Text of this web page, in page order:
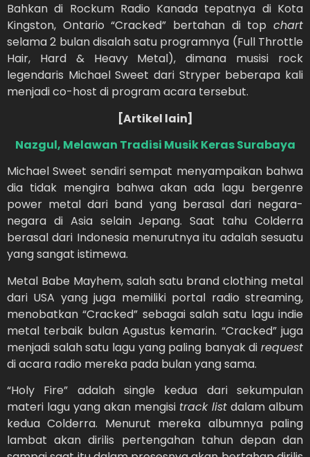
Bahkan di Rockum Radio Kanada tepatnya di Kota
Kingston, Ontario “Cracked” bertahan di top chart
selama 2 bulan disalah satu programnya (Full Throttle
Hair, Hard & Heavy Metal), dimana musisi rock
legendaris Michael Sweet dari Stryper beberapa kali
menjadi co-host di program acara tersebut.
[Artikel lain]
Nazgul, Melawan Tradisi Musik Keras Surabaya
Michael Sweet sendiri sempat menyampaikan bahwa
dia tidak mengira bahwa akan ada lagu bergenre
power metal dari band yang berasal dari negara-
negara di Asia selain Jepang. Saat tahu Colderra
berasal dari Indonesia menurutnya itu adalah sesuatu
yang sangat istimewa.
Metal Babe Mayhem, salah satu brand clothing metal
dari USA yang juga memiliki portal radio streaming,
menobatkan “Cracked” sebagai salah satu lagu indie
metal terbaik bulan Agustus kemarin. “Cracked” juga
menjadi salah satu lagu yang paling banyak di request
di acara radio mereka pada bulan yang sama.
“Holy Fire” adalah single kedua dari sekumpulan
materi lagu yang akan mengisi track list dalam album
kedua Colderra. Menurut mereka albumnya paling
lambat akan dirilis pertengahan tahun depan dan